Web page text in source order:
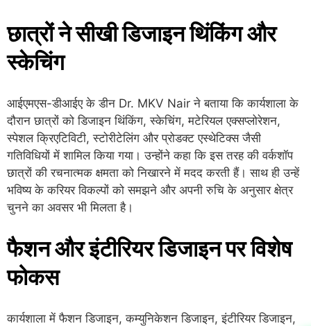
छात्रों ने सीखी डिजाइन थिंकिंग और
स्केचिंग
आईएमएस-डीआईए के डीन Dr. MKV Nair ने बताया कि कार्यशाला के
दौरान छात्रों को डिजाइन थिंकिंग, स्केचिंग, मटेरियल एक्सप्लोरेशन,
स्पेशल क्रिएटिविटी, स्टोरीटेलिंग और प्रोडक्ट एस्थेटिक्स जैसी
गतिविधियों में शामिल किया गया। उन्होंने कहा कि इस तरह की वर्कशॉप
छात्रों की रचनात्मक क्षमता को निखारने में मदद करती हैं। साथ ही उन्हें
भविष्य के करियर विकल्पों को समझने और अपनी रुचि के अनुसार क्षेत्र
चुनने का अवसर भी मिलता है।
फैशन और इंटीरियर डिजाइन पर विशेष
फोकस
कार्यशाला में फैशन डिजाइन, कम्युनिकेशन डिजाइन, इंटीरियर डिजाइन,